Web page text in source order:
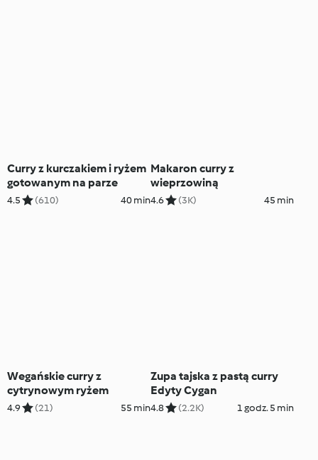
Curry z kurczakiem i ryżem
gotowanym na parze
4.5 (610) 40 min
Makaron curry z
wieprzowiną
4.6 (3K) 45 min
Wegańskie curry z
cytrynowym ryżem
4.9 (21) 55 min
Zupa tajska z pastą curry
Edyty Cygan
4.8 (2.2K) 1 godz. 5 min